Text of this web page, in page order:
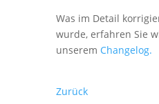
Was im Detail
wurde, erfahren Sie
unserem Changelog.
Zurück